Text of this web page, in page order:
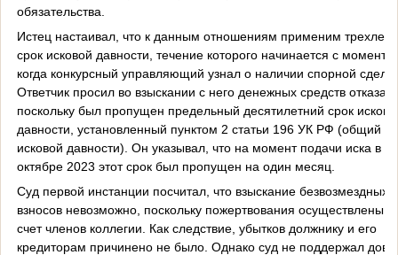
обязательства.
Истец настаивал, что к данным отношениям применим
срок исковой давности, течение которого начинается с момента,
когда конкурсный управляющий узнал о наличии спорной
Ответчик просил во взыскании с него денежных средств
поскольку был пропущен предельный десятилетний срок
давности, установленный пунктом 2 статьи 196 УК РФ (общий
исковой давности). Он указывал, что на момент подачи иска в
октябре 2023 этот срок был пропущен на один месяц.
Суд первой инстанции посчитал, что взыскание безвозмездных
взносов невозможно, поскольку пожертвования осуществлены
счет членов коллегии. Как следствие, убытков должнику и его
кредиторам причинено не было. Однако суд не поддержал